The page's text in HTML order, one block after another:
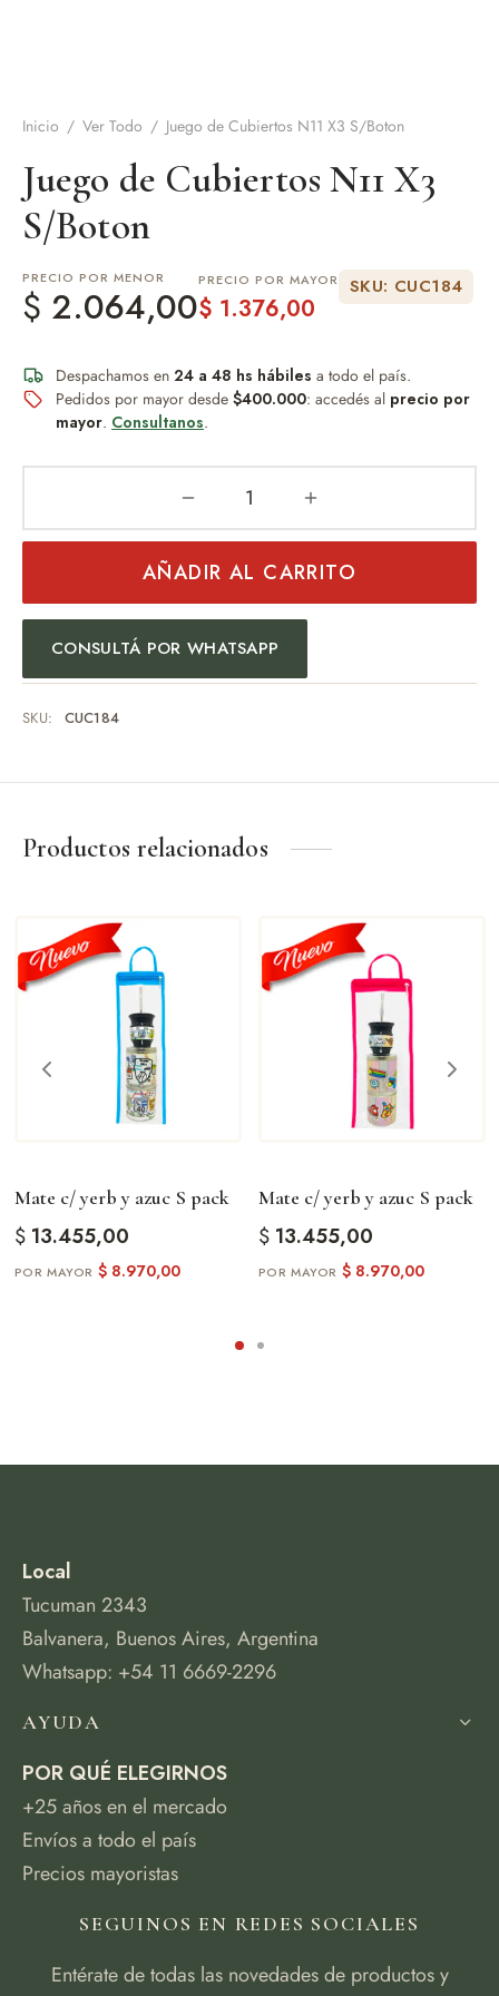
Inicio / Ver Todo / Juego de Cubiertos N11 X3 S/Boton
Juego de Cubiertos N11 X3
S/Boton
SKU: CUC184
PRECIO POR MENOR
$ 2.064,00
PRECIO POR MAYOR
$ 1.376,00
Despachamos en 24 a 48 hs hábiles a todo el país.
Pedidos por mayor desde $400.000: accedés al precio por
mayor. Consultanos.
AÑADIR AL CARRITO
CONSULTÁ POR WHATSAPP
SKU: CUC184
Productos relacionados
Mate c/ yerb y azuc S pack
$13.455,00
$8.970,00
Mate c/ yerb y azuc S pack
$13.455,00
$8.970,00
Local
Tucuman 2343
Balvanera, Buenos Aires, Argentina
Whatsapp: +54 11 6669-2296
AYUDA
POR QUÉ ELEGIRNOS
+25 años en el mercado
Envíos a todo el país
Precios mayoristas
SEGUINOS EN REDES SOCIALES
Entérate de todas las novedades de productos y
y accesorios